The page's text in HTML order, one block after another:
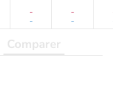
-
-
-
-
Comparer